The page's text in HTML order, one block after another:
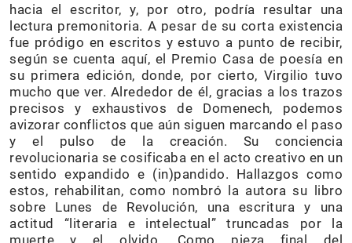
hacia el escritor, y, por otro, podría resultar una
lectura premonitoria. A pesar de su corta existencia
fue pródigo en escritos y estuvo a punto de recibir,
según se cuenta aquí, el Premio Casa de poesía en
su primera edición, donde, por cierto, Virgilio tuvo
mucho que ver. Alrededor de él, gracias a los trazos
precisos y exhaustivos de Domenech, podemos
avizorar conflictos que aún siguen marcando el paso
y el pulso de la creación. Su conciencia
revolucionaria se cosificaba en el acto creativo en un
sentido expandido e (in)pandido. Hallazgos como
estos, rehabilitan, como nombró la autora su libro
sobre Lunes de Revolución, una escritura y una
actitud “literaria e intelectual” truncadas por la
muerte y el olvido. Como pieza final del